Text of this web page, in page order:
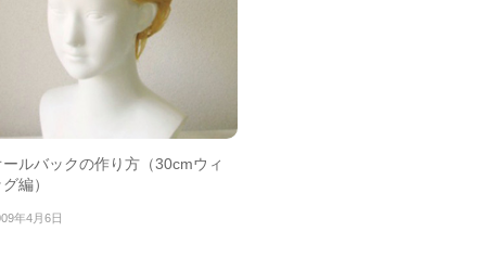
ールバックの作り方（30cmウィ
編）
年4月6日